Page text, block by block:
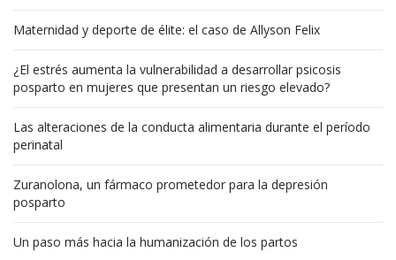
Maternidad y deporte de élite: el caso de Allyson Felix
¿El estrés aumenta la vulnerabilidad a desarrollar psicosis
posparto en mujeres que presentan un riesgo elevado?
Las alteraciones de la conducta alimentaria durante el período
perinatal
Zuranolona, un fármaco prometedor para la depresión
posparto
Un paso más hacia la humanización de los partos